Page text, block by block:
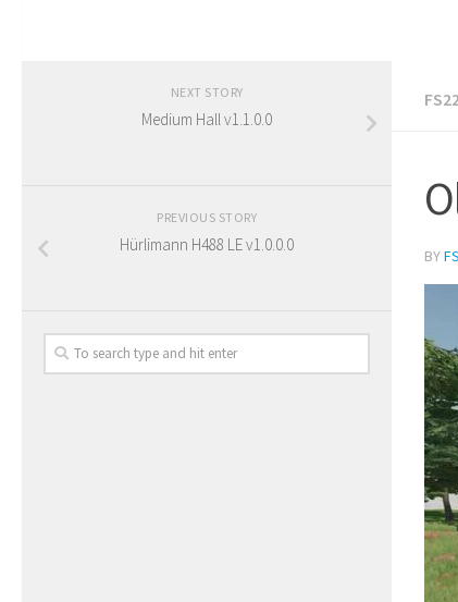
BY
NEXT STORY
Medium Hall v1.1.0.0
PREVIOUS STORY
Hürlimann H488 LE v1.0.0.0